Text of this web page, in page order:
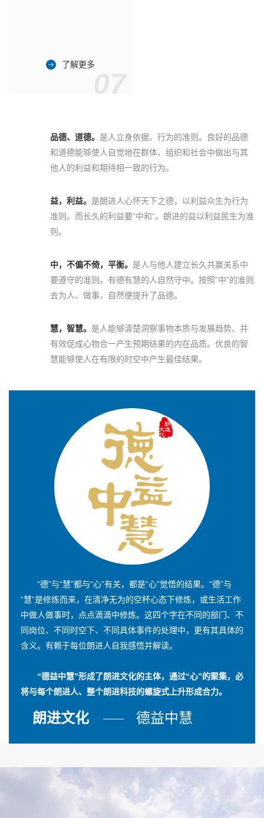
了解更多
品德、道德。 是人立身依据、行为的准则。良好的品德
和道德能够使人自觉地在群体、组织和社会中做出与其
他人的利益和期待相一致的行为。
益，利益。 是朗进人心怀天下之德，以利益众生为行为
准则。而长久的利益要“中和”。朗进的益以利益民生为准
则。
中，不偏不倚，平衡。 是人与他人建立长久共赢关系中
要遵守的准则。有德有慧的人自然守中。按照“中”的准则
去为人、做事，自然便提升了品德。
慧，智慧。 是人能够清楚洞察事物本质与发展趋势、并
有效促成心物合一产生预期结果的内在品质。优良的智
慧能够使人在有限的时空中产生最佳结果。
“德”与“慧”都与“心”有关，都是“心”觉悟的结果。“德”与
“慧”是修炼而来，在清净无为的空杯心态下修炼，或生活工作
中做人做事时，点点滴滴中修炼。这四个字在不同的部门、不
同岗位、不同时空下、不同具体事件的处理中，更有其具体的
含义。有赖于每位朗进人自我感悟并解读。
“德益中慧”形成了朗进文化的主体，通过“心”的聚集，必
将与每个朗进人、整个朗进科技的螺旋式上升形成合力。
朗进文化 德益中慧